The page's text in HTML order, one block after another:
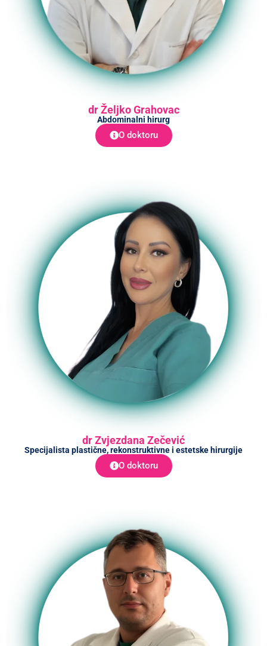
dr Željko Grahovac
Abdominalni hirurg
O doktoru
dr Zvjezdana Zečević
Specijalista plastične, rekonstruktivne i estetske hirurgije
O doktoru